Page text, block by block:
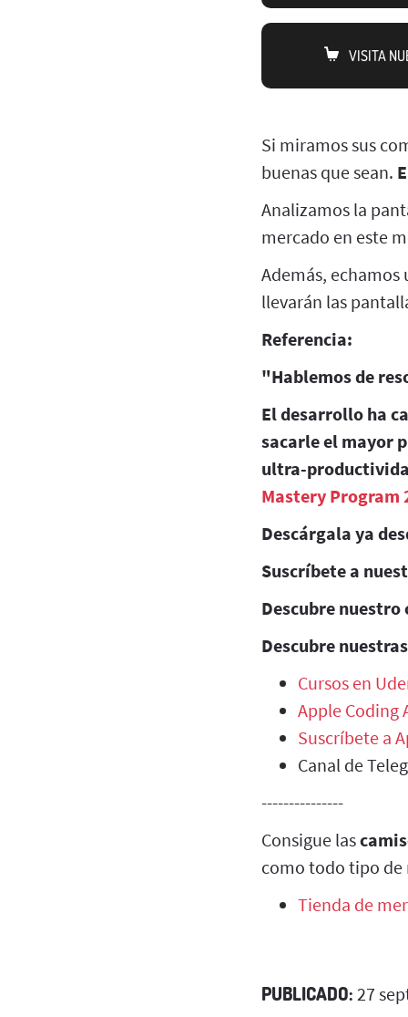
VISITA
Si miramos sus
buenas que sean.
Analizamos la
mercado en este
Además,
llevarán las
Referencia:
"Hablemos de
El desarrollo ha
sacarle el mayor
ultra-
Mastery Program
Descárgala ya
Suscríbete a
Descubre
Descubre
Cursos en
Apple Coding
Suscríbete a
Canal de
---------------
Consigue las
como todo tipo de
Tienda de
PUBLICADO: 27